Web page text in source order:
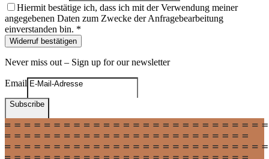
Hiermit bestätige ich, dass ich mit der Verwendung meiner
angegebenen Daten zum Zwecke der Anfragebearbeitung
einverstanden bin. *
Widerruf bestätigen
Never miss out – Sign up for our newsletter
Email
Subscribe